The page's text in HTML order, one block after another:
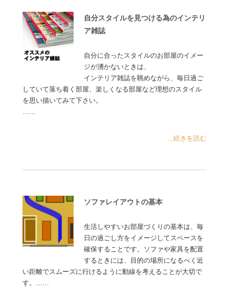
自分スタイルを見つける為のインテリ
ア雑誌
自分に合ったスタイルのお部屋のイメー
ジが湧かないときは、
インテリア雑誌を眺めながら、毎日過ご
していて落ち着く部屋、楽しくなる部屋など理想のスタイル
を思い描いてみて下さい。
……
...続きを読む
ソファレイアウトの基本
生活しやすいお部屋づくりの基本は、毎
日の過ごし方をイメージしてスペースを
確保することです。ソファや家具を配置
するときには、目的の場所になるべく近
い距離でスムーズに行けるように動線を考えることが大切で
す。……